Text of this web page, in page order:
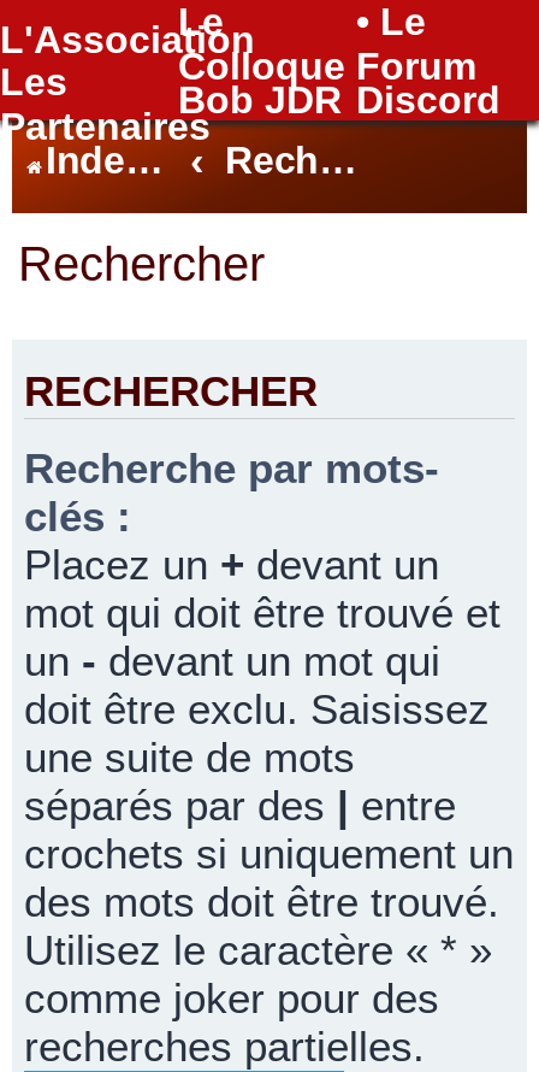
L'Association
Le
Colloque
• Le
Forum
Les
Partenaires
Bob JDR Discord
FAQ
Index du forum Rechercher
Rechercher
RECHERCHER
Recherche par mots-
clés :
Placez un + devant un
mot qui doit être trouvé et
un - devant un mot qui
doit être exclu. Saisissez
une suite de mots
séparés par des | entre
crochets si uniquement un
des mots doit être trouvé.
Utilisez le caractère « * »
comme joker pour des
recherches partielles.